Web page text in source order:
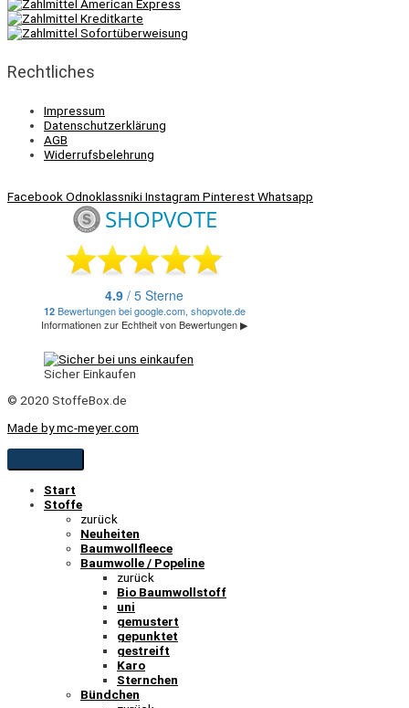
Rechtliches
Impressum
Datenschutzerklärung
AGB
Widerrufsbelehrung
FacebookOdnoklassnikiInstagram PinterestWhatsapp
Sicher Einkaufen
© 2020 StoffeBox.de
Made by mc-meyer.com
Start
Stoffe
zurück
Neuheiten
Baumwollfleece
Baumwolle / Popeline
zurück
Bio Baumwollstoff
uni
gemustert
gepunktet
gestreift
Karo
Sternchen
Bündchen